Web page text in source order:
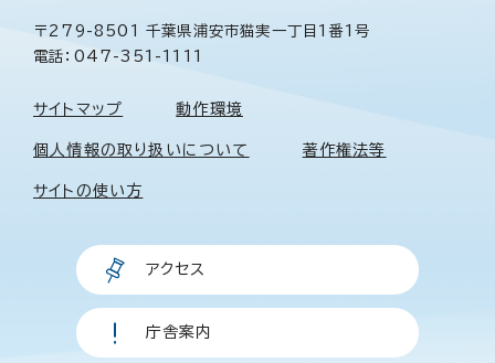
〒279-8501 千葉県浦安市猫実一丁目1番1号
電話：047-351-1111
サイトマップ 動作環境
個人情報の取り扱いについて 著作権法等
サイトの使い方
アクセス
庁舎案内